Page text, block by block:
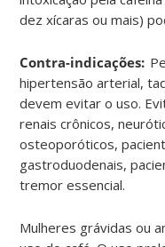
dez xícaras ou mais)
Contra-indicações:
hipertensão arterial,
devem evitar o uso.
renais crônicos,
osteoporóticos,
gastroduodenais,
tremor essencial.
Mulheres grávidas ou